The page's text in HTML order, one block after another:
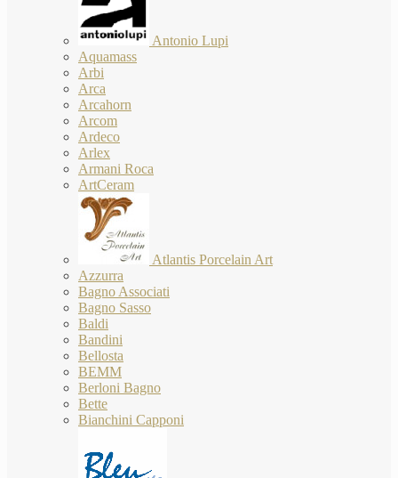
Antonio Lupi
Aquamass
Arbi
Arca
Arcahorn
Arcom
Ardeco
Arlex
Armani Roca
ArtCeram
Atlantis Porcelain Art
Azzurra
Bagno Associati
Bagno Sasso
Baldi
Bandini
Bellosta
BEMM
Berloni Bagno
Bette
Bianchini Capponi